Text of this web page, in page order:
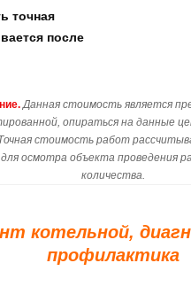
точная
после
Данная стоимость является
опираться на данные
стоимость работ
осмотра объекта проведения
количества.
котельной,
профилактика